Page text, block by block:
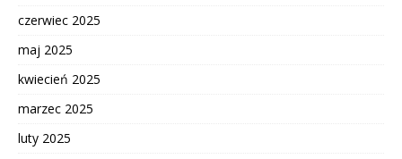
czerwiec 2025
maj 2025
kwiecień 2025
marzec 2025
luty 2025